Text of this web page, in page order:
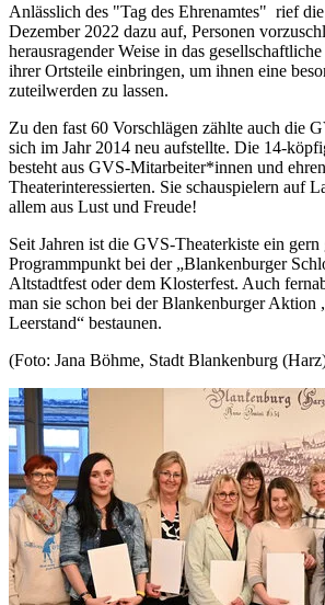
Anlässlich des "Tag des Ehrenamtes" rief
Dezember 2022 dazu auf, Personen
herausragender Weise in das
ihrer Ortsteile einbringen, um ihnen eine
zuteilwerden zu lassen.
Zu den fast 60 Vorschlägen zählte auch die
sich im Jahr 2014 neu aufstellte. Die 14-
besteht aus GVS-Mitarbeiter*innen und
Theaterinteressierten. Sie schauspielern auf
allem aus Lust und Freude!
Seit Jahren ist die GVS-Theaterkiste ein gern
Programmpunkt bei der „Blankenburger
Altstadtfest oder dem Klosterfest. Auch
man sie schon bei der Blankenburger Aktion
Leerstand“ bestaunen.
(Foto: Jana Böhme, Stadt Blankenburg